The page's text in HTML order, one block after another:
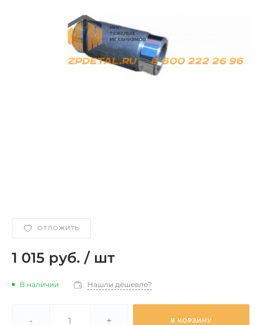
ОТЛОЖИТЬ
1 015 руб. / шт
В наличии Нашли дешевле?
- + В КОРЗИНУ